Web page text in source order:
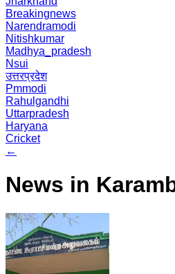
Breakingnews
Narendramodi
Nitishkumar
Madhya_pradesh
Nsui
उत्तरप्रदेश
Pmmodi
Rahulgandhi
Uttarpradesh
Haryana
Cricket
←
News in